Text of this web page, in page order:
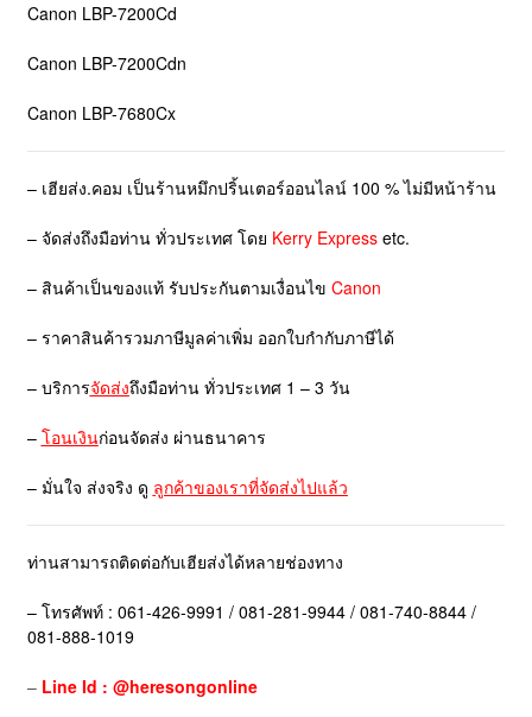
Canon LBP-7200Cd
Canon LBP-7200Cdn
Canon LBP-7680Cx
– เฮียส่ง.คอม เป็นร้านหมึกปริ้นเตอร์ออนไลน์ 100 % ไม่มีหน้าร้าน
– จัดส่งถึงมือท่าน ทั่วประเทศ โดย Kerry Expressetc.
– สินค้าเป็นของแท้ รับประกันตามเงื่อนไข Canon
– ราคาสินค้ารวมภาษีมูลค่าเพิ่ม ออกใบกำกับภาษีได้
– บริการจัดส่งถึงมือท่าน ทั่วประเทศ 1 – 3 วัน
– โอนเงินก่อนจัดส่ง ผ่านธนาคาร
– มั่นใจ ส่งจริง ดู ลูกค้าของเราที่จัดส่งไปแล้ว
ท่านสามารถติดต่อกับเฮียส่งได้หลายช่องทาง
– โทรศัพท์ : 061-426-9991 / 081-281-9944 / 081-740-8844 /
081-888-1019
– Line Id : @heresongonline